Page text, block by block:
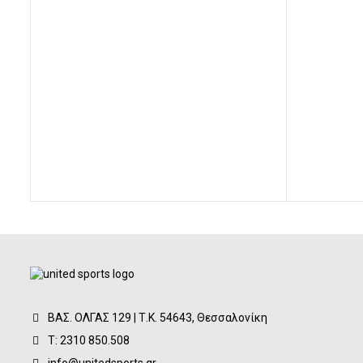
ΒΑΣ. ΟΛΓΑΣ 129 | Τ.Κ. 54643, Θεσσαλονίκη
Τ: 2310 850.508